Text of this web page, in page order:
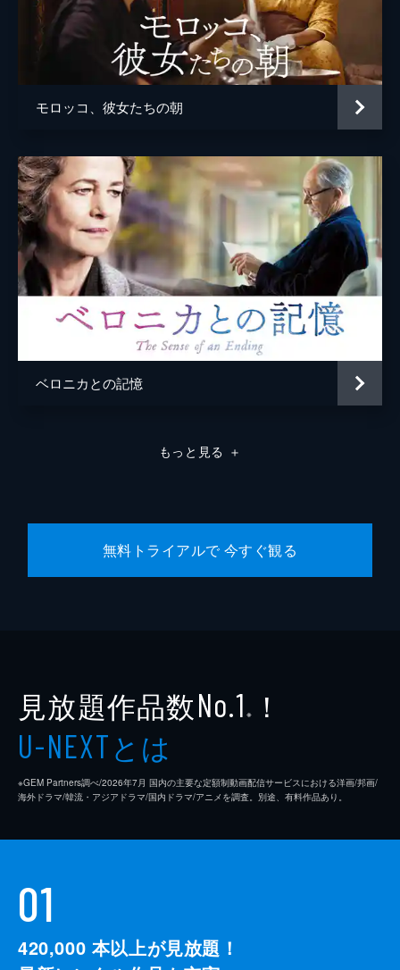
モロッコ、彼女たちの朝
ベロニカとの記憶
もっと見る ＋
無料トライアルで 今すぐ観る
見放題作品数No.1 ※ ！
U-NEXTとは
※GEM Partners調べ/2026年7⽉ 国内の主要な定額制動画配信サービスにおける洋画/邦画/
海外ドラマ/韓流・アジアドラマ/国内ドラマ/アニメを調査。別途、有料作品あり。
01
420,000 本以上が見放題！